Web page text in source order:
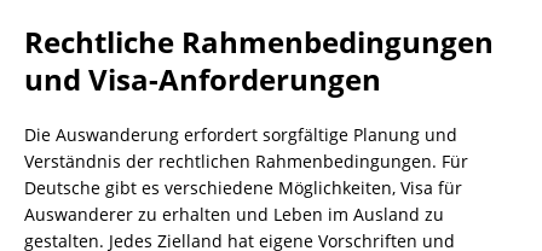
Rechtliche Rahmenbedingungen
und Visa-Anforderungen
Die Auswanderung erfordert sorgfältige Planung und
Verständnis der rechtlichen Rahmenbedingungen. Für
Deutsche gibt es verschiedene Möglichkeiten, Visa für
Auswanderer zu erhalten und Leben im Ausland zu
gestalten. Jedes Zielland hat eigene Vorschriften und